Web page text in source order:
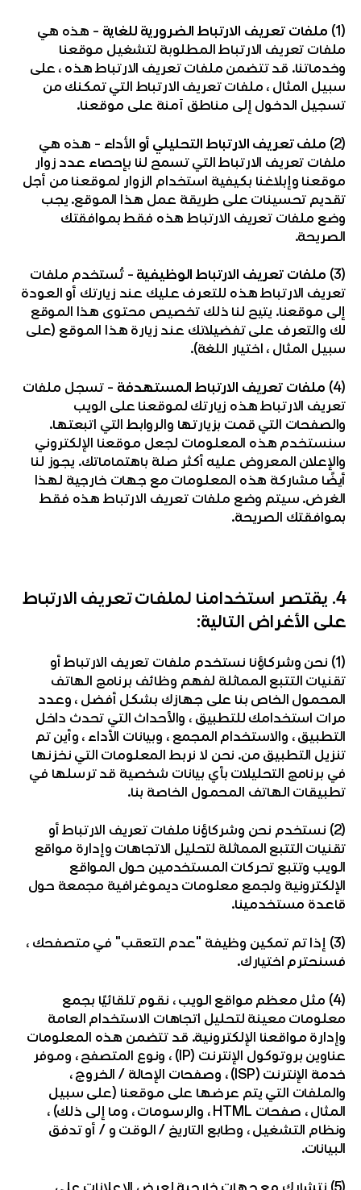
(1) ملفات تعريف الارتباط الضرورية للغاية – هذه هي
ملفات تعريف الارتباط المطلوبة لتشغيل موقعنا
وخدماتنا. قد تتضمن ملفات تعريف الارتباط هذه ، على
سبيل المثال ، ملفات تعريف الارتباط التي تمكنك من
تسجيل الدخول إلى مناطق آمنة على موقعنا.
(2) ملف تعريف الارتباط التحليلي أو الأداء – هذه هي
ملفات تعريف الارتباط التي تسمح لنا بإحصاء عدد زوار
موقعنا وإبلاغنا بكيفية استخدام الزوار لموقعنا من أجل
تقديم تحسينات على طريقة عمل هذا الموقع. يجب
وضع ملفات تعريف الارتباط هذه فقط بموافقتك
الصريحة.
(3) ملفات تعريف الارتباط الوظيفية – تُستخدم ملفات
تعريف الارتباط هذه للتعرف عليك عند زيارتك أو العودة
إلى موقعنا. يتيح لنا ذلك تخصيص محتوى هذا الموقع
لك والتعرف على تفضيلاتك عند زيارة هذا الموقع (على
سبيل المثال ، اختيار اللغة).
(4) ملفات تعريف الارتباط المستهدفة – تسجل ملفات
تعريف الارتباط هذه زيارتك لموقعنا على الويب
والصفحات التي قمت بزيارتها والروابط التي اتبعتها.
سنستخدم هذه المعلومات لجعل موقعنا الإلكتروني
والإعلان المعروض عليه أكثر صلة باهتماماتك. يجوز لنا
أيضًا مشاركة هذه المعلومات مع جهات خارجية لهذا
الغرض. سيتم وضع ملفات تعريف الارتباط هذه فقط
بموافقتك الصريحة.
4. يقتصر استخدامنا لملفات تعريف الارتباط
على الأغراض التالية:
(1) نحن وشركاؤنا نستخدم ملفات تعريف الارتباط أو
تقنيات التتبع المماثلة لفهم وظائف برنامج الهاتف
المحمول الخاص بنا على جهازك بشكل أفضل ، وعدد
مرات استخدامك للتطبيق ، والأحداث التي تحدث داخل
التطبيق ، والاستخدام المجمع ، وبيانات الأداء ، وأين تم
تنزيل التطبيق من. نحن لا نربط المعلومات التي نخزنها
في برنامج التحليلات بأي بيانات شخصية قد ترسلها في
تطبيقات الهاتف المحمول الخاصة بنا.
(2) نستخدم نحن وشركاؤنا ملفات تعريف الارتباط أو
تقنيات التتبع المماثلة لتحليل الاتجاهات وإدارة مواقع
الويب وتتبع تحركات المستخدمين حول المواقع
الإلكترونية ولجمع معلومات ديموغرافية مجمعة حول
قاعدة مستخدمينا.
(3) إذا تم تمكين وظيفة "عدم التعقب" في متصفحك ،
فسنحترم اختيارك.
(4) مثل معظم مواقع الويب ، نقوم تلقائيًا بجمع
معلومات معينة لتحليل اتجاهات الاستخدام العامة
وإدارة مواقعنا الإلكترونية. قد تتضمن هذه المعلومات
عناوين بروتوكول الإنترنت (IP) ، ونوع المتصفح ، وموفر
خدمة الإنترنت (ISP) ، وصفحات الإحالة / الخروج ،
والملفات التي يتم عرضها على موقعنا (على سبيل
المثال ، صفحات HTML ، والرسومات ، وما إلى ذلك) ،
ونظام التشغيل ، وطابع التاريخ / الوقت و / أو تدفق
البيانات.
(5) نتشارك مع جهات خارجية لعرض الإعلانات على